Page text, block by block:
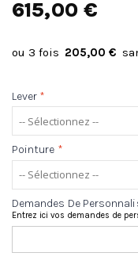
615,00 €
205,00 €
Lever *
Pointure *
Demandes De
Entrez ici vos demandes de